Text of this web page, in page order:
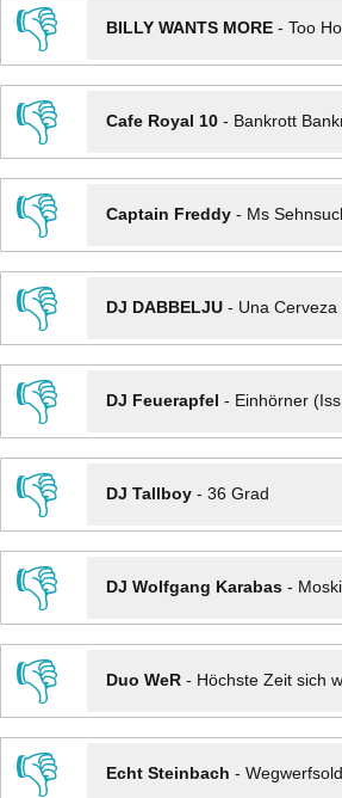
👎
BILLY WANTS MORE- Too
👎
Cafe Royal 10- Bankrott
👎
Captain Freddy- Ms
👎
DJ DABBELJU- Una
👎
DJ Feuerapfel - Einhörner
👎
DJ Tallboy- 36 Grad
👎
DJ Wolfgang Karabas-
👎
Duo WeR- Höchste Zeit sich
👎
Echt Steinbach -